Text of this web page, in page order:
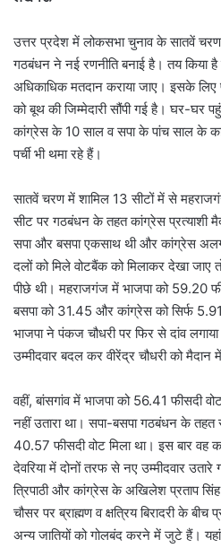
उत्तर प्रदेश में लोकसभा चुनाव के सातवें चरण
गठबंधन ने नई रणनीति बनाई है। तय किया
अधिकाधिक मतदान कराया जाए। इसके लिए
को बूथ की जिम्मेदारी सौंपी गई है। घर-घर
कांग्रेस के 10 साल व सपा के पांच साल के
पर्ची भी थमा रहे हैं।
सातवें चरण में शामिल 13 सीटों में से
सीट पर गठबंधन के तहत कांग्रेस प्रत्याशी
सपा और बसपा एकसाथ थी और कांग्रेस
दलों को मिले वोटबैंक को मिलाकर देखा जाए
पीछे थी। महराजगंज में भाजपा को 59.20
बसपा को 31.45 और कांग्रेस को सिर्फ 5.91
भाजपा ने पंकज चौधरी पर फिर से दांव
उम्मीदवार बदल कर वीरेंद्र चौधरी को मैदान
वहीं, बांसगांव में भाजपा को 56.41 फीसदी
नहीं उतारा था। सपा-बसपा गठबंधन के
40.57 फीसदी वोट मिला था। इस बार वह
देवरिया में दोनों तरफ से नए उम्मीदवार
त्रिपाठी और कांग्रेस के अखिलेश प्रताप
चौसर पर ब्राह्मण व क्षत्रिय बिरादरी के बीच
अन्य जातियों को गोलबंद करने में जुटे हैं।